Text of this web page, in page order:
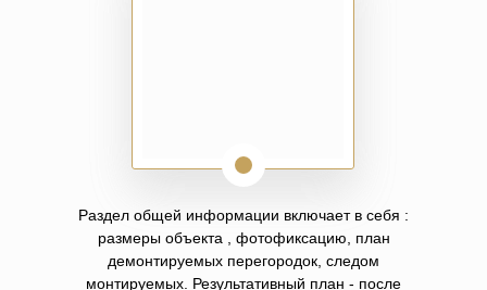
Раздел общей информации включает в себя :
размеры объекта , фотофиксацию, план
демонтируемых перегородок, следом
монтируемых. Результативный план - после